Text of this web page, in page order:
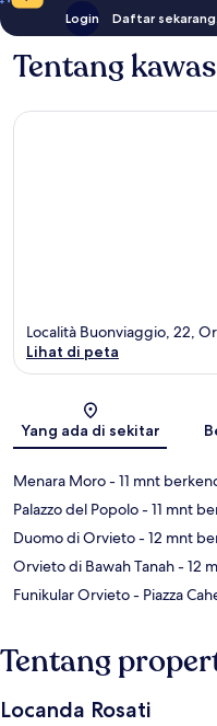
Login Daftar
Tentang
Località Buonviaggio, 22,
Lihat di peta
Yang ada di sekitar
Menara Moro- 11 mnt
Palazzo del Popolo- 11 mnt
Duomo di Orvieto- 12 mnt
Orvieto di Bawah Tanah- 12
Funikular Orvieto - Piazza
Tentang
Locanda Rosati